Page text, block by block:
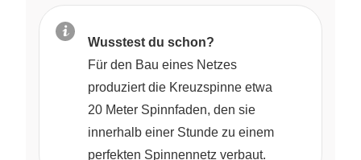
Wusstest du schon?
Für den Bau eines Netzes
produziert die Kreuzspinne etwa
20 Meter Spinnfaden, den sie
innerhalb einer Stunde zu einem
perfekten Spinnennetz verbaut.